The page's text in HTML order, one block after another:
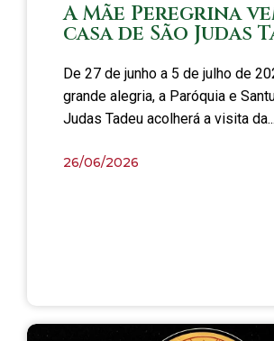
A Mãe Peregrina
casa de São Judas
De 27 de junho a 5 de julho de
grande alegria, a Paróquia e
Judas Tadeu acolherá a visita da...
26/06/2026